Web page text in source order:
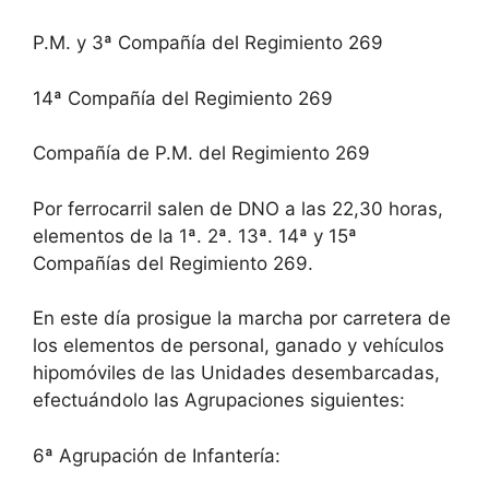
P.M. y 3ª Compañía del Regimiento 269
14ª Compañía del Regimiento 269
Compañía de P.M. del Regimiento 269
Por ferrocarril salen de DNO a las 22,30 horas,
elementos de la 1ª. 2ª. 13ª. 14ª y 15ª
Compañías del Regimiento 269.
En este día prosigue la marcha por carretera de
los elementos de personal, ganado y vehículos
hipomóviles de las Unidades desembarcadas,
efectuándolo las Agrupaciones siguientes:
6ª Agrupación de Infantería: